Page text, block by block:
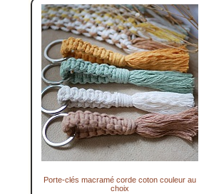
Porte-clés macramé corde coton couleur au
choix